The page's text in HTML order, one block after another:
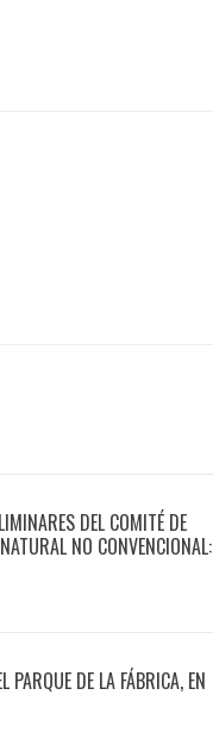
DEL COMITÉ DE
NO CONVENCIONAL:
PARQUE DE LA FÁBRICA, EN